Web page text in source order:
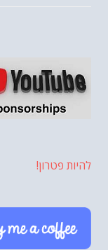
להיות פטרון!